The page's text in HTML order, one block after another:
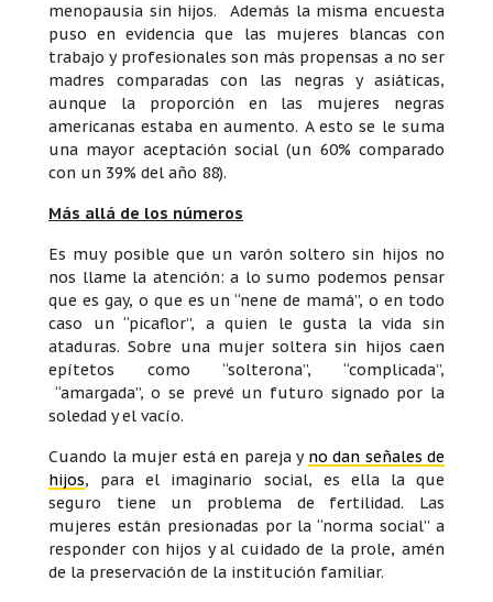
menopausia sin hijos. Además la misma encuesta
puso en evidencia que las mujeres blancas con
trabajo y profesionales son más propensas a no ser
madres comparadas con las negras y asiáticas,
aunque la proporción en las mujeres negras
americanas estaba en aumento. A esto se le suma
una mayor aceptación social (un 60% comparado
con un 39% del año 88).
Más allá de los números
Es muy posible que un varón soltero sin hijos no
nos llame la atención: a lo sumo podemos pensar
que es gay, o que es un “nene de mamá”, o en todo
caso un “picaflor”, a quien le gusta la vida sin
ataduras. Sobre una mujer soltera sin hijos caen
epítetos como “solterona”, “complicada”,
“amargada”, o se prevé un futuro signado por la
soledad y el vacío.
Cuando la mujer está en pareja y no dan señales de
hijos, para el imaginario social, es ella la que
seguro tiene un problema de fertilidad. Las
mujeres están presionadas por la “norma social” a
responder con hijos y al cuidado de la prole, amén
de la preservación de la institución familiar.